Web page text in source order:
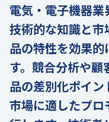
電気・電子機器業
技術的な知識と
品の特性を効果的
す。競合分析や顧
品の差別化ポイ
市場に適したプ